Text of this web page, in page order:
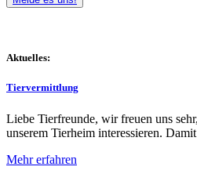
Aktuelles:
Tiervermittlung
Liebe Tierfreunde, wir freuen uns
unserem Tierheim interessieren.
Mehr erfahren